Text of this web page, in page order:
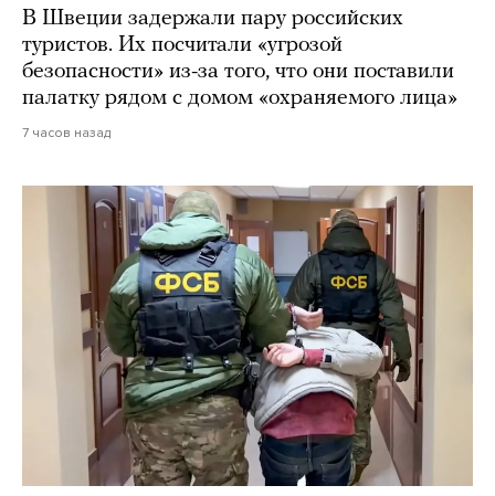
В Швеции задержали пару российских
туристов. Их посчитали «угрозой
безопасности» из-за того, что они поставили
палатку рядом с домом «охраняемого лица»
7 часов назад